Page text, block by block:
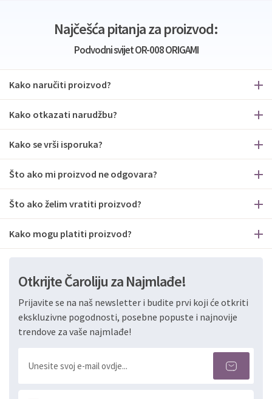
Najčešća pitanja za proizvod:
Podvodni svijet OR-008 ORIGAMI
Kako naručiti proizvod?
Kako otkazati narudžbu?
Kako se vrši isporuka?
Što ako mi proizvod ne odgovara?
Što ako želim vratiti proizvod?
Kako mogu platiti proizvod?
Otkrijte Čaroliju za Najmlađe!
Prijavite se na naš newsletter i budite prvi koji će otkriti
ekskluzivne pogodnosti, posebne popuste i najnovije
trendove za vaše najmlađe!